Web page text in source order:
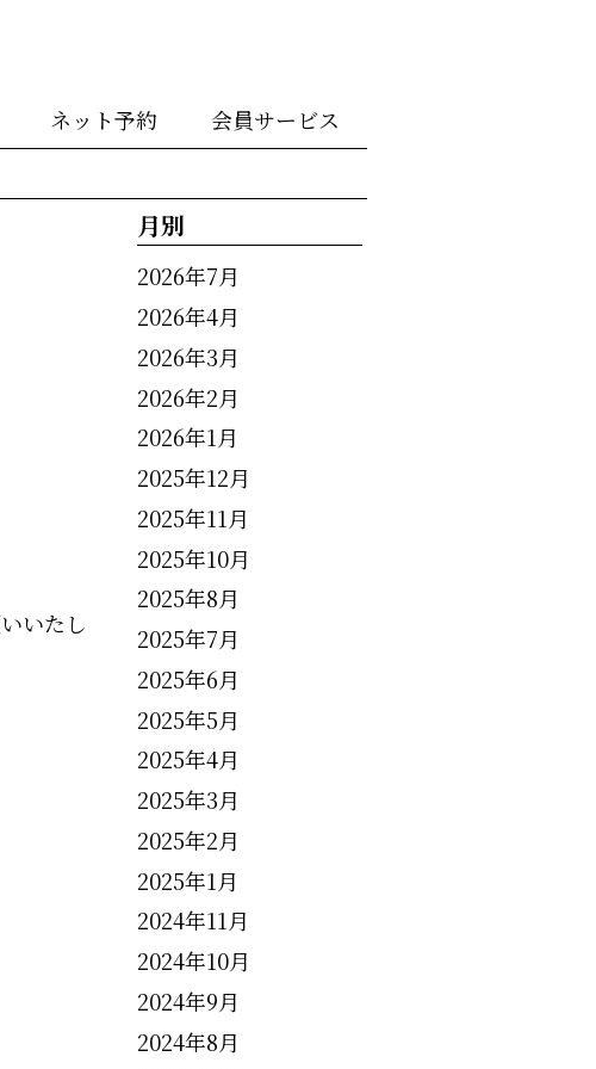
ネット予約 会員サービス
いたし
月別
2026年7月
2026年4月
2026年3月
2026年2月
2026年1月
2025年12月
2025年11月
2025年10月
2025年8月
2025年7月
2025年6月
2025年5月
2025年4月
2025年3月
2025年2月
2025年1月
2024年11月
2024年10月
2024年9月
2024年8月